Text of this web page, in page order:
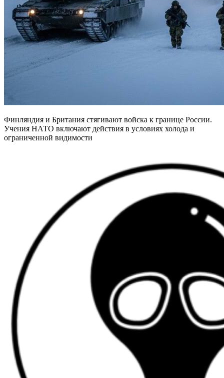
Финляндия и Британия стягивают войска к границе России.
Учения НАТО включают действия в условиях холода и
ограниченной видимости